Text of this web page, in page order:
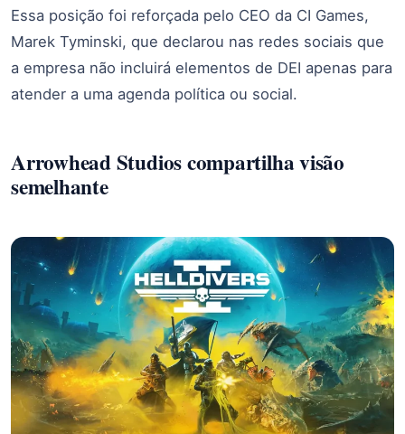
Essa posição foi reforçada pelo CEO da CI Games,
Marek Tyminski, que declarou nas redes sociais que
a empresa não incluirá elementos de DEI apenas para
atender a uma agenda política ou social.
Arrowhead Studios compartilha visão
semelhante